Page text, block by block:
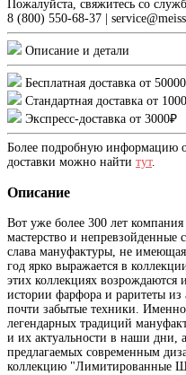
Пожалуйста, свяжитесь со
8 (800) 550-68-37 |
Описание и детали
Бесплатная доставка от
Стандартная доставка от
Экспресс-доставка от 3000₽
Более подробную информацию о
доставки можно найти тут.
Описание
Вот уже более 300 лет
мастерство и непревзойденные
слава мануфактуры, не
год ярко выражается в
этих коллекциях возрождаются
истории фарфора и раритеты
почти забытые техники.
легендарных традиций
и их актуальности в наши дни,
предлагаемых современным
коллекцию "Лимитированные